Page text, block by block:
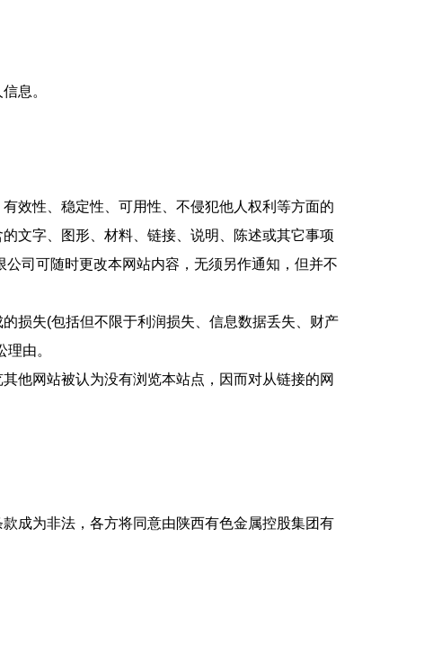
息。
效性、稳定性、可用性、不侵犯他人权利等方面的
文字、图形、材料、链接、说明、陈述或其它事项
司可随时更改本网站内容，无须另作通知，但并不
损失(包括但不限于利润损失、信息数据丢失、财产
由。
他网站被认为没有浏览本站点，因而对从链接的网
成为非法，各方将同意由陕西有色金属控股集团有